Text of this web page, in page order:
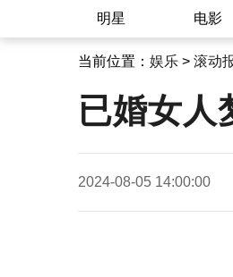
明星 电影
当前位置： 娱乐 > 滚动
已婚女人
2024-08-05 14:00:00